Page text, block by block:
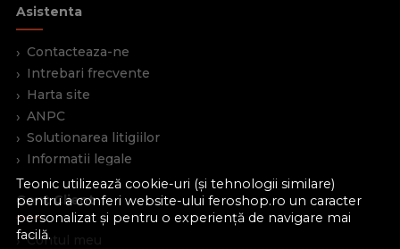
Teonic utilizează cookie-uri (și tehnologii similare)
pentru a conferi website-ului feroshop.ro un caracter
personalizat și pentru o experiență de navigare mai
facilă.
Asistenta
Contacteaza-ne
Intrebari frecvente
Harta site
ANPC
Solutionarea litigiilor
Informatii legale
Cont Client
Contul meu